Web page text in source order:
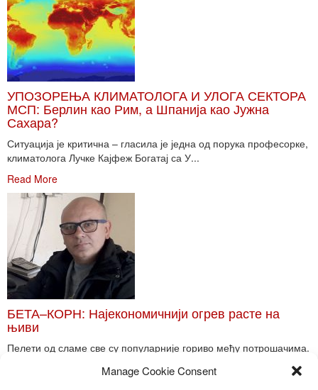
Manage Cookie Consent
УПОЗОРЕЊА КЛИМАТОЛОГА И УЛОГА СЕКТОРА
МСП: Берлин као Рим, а Шпанија као Јужна
Сахара?
Ситуација је критична – гласила је једна од порука професорке,
климатолога Лучке Кајфеж Богатај са У...
Read More
БЕТА–КОРН: Најекономичнији огрев расте на
њиви
Пелети од сламе све су популарније гориво међу потрошачима.